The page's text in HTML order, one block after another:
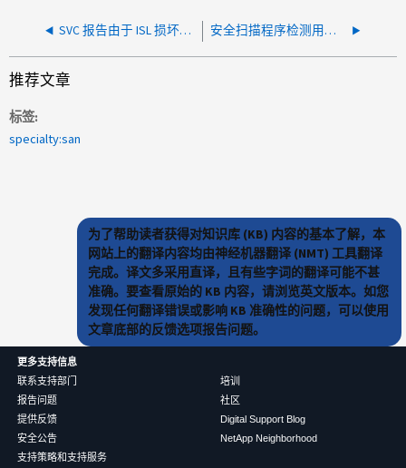
SVC 报告由于 ISL 损坏而导致的连接问题 安全扫描程序检测用于 SANNAV 的 Linux 主机中的漏洞
推荐文章
标签
specialty:san
为了帮助读者获得对知识库 (KB) 内容的基本了解，本
网站上的翻译内容均由神经机器翻译 (NMT) 工具翻译
完成。译文多采用直译，且有些字词的翻译可能不甚
准确。要查看原始的 KB 内容，请浏览英文版本。如您
发现任何翻译错误或影响 KB 准确性的问题，可以使用
文章底部的反馈选项报告问题。
更多支持信息
联系支持部门
报告问题
提供反馈
安全公告
支持策略和支持服务
培训
社区
Digital Support Blog
NetApp Neighborhood